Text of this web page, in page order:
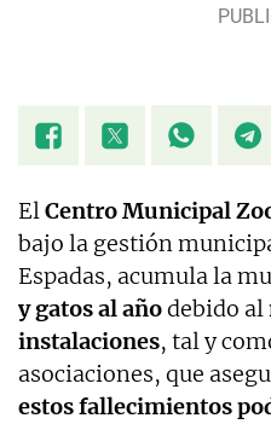
ElCentro Municipal
bajo la gestión
Espadas, acumula la
y gatos al añodebido al
instalaciones, tal y
asociaciones, que
estos fallecimientos